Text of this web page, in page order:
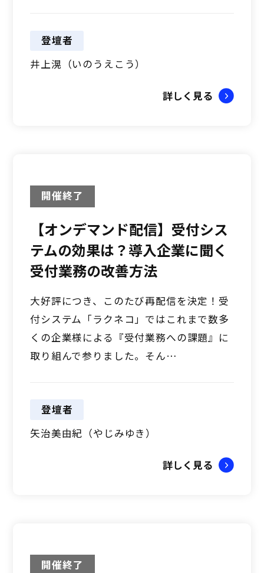
登壇者
井上滉（いのうえこう）
詳しく見る
開催終了
【オンデマンド配信】受付シス
テムの効果は？導入企業に聞く
受付業務の改善方法
大好評につき、このたび再配信を決定！受
付システム「ラクネコ」ではこれまで数多
くの企業様による『受付業務への課題』に
取り組んで参りました。そん…
登壇者
矢治美由紀（やじみゆき）
詳しく見る
開催終了